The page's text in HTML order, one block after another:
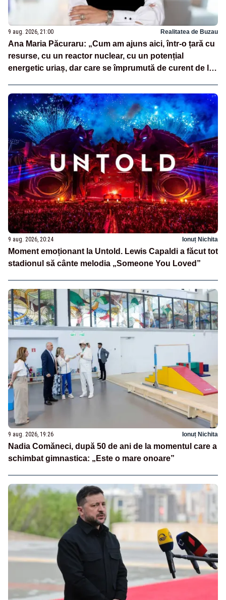
9 aug. 2026, 21:00 Realitatea de Buzau
Ana Maria Păcuraru: „Cum am ajuns aici, într-o țară cu
resurse, cu un reactor nuclear, cu un potențial
energetic uriaș, dar care se împrumută de curent de la
9 aug. 2026, 20:24 Ionuț Nichita
Moment emoționant la Untold. Lewis Capaldi a făcut tot
stadionul să cânte melodia „Someone You Loved”
9 aug. 2026, 19:26 Ionuț Nichita
Nadia Comăneci, după 50 de ani de la momentul care a
schimbat gimnastica: „Este o mare onoare”